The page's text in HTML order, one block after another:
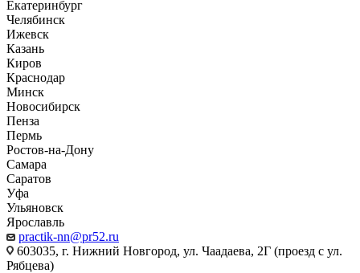
Екатеринбург
Челябинск
Ижевск
Казань
Киров
Краснодар
Минск
Новосибирск
Пенза
Пермь
Ростов-на-Дону
Самара
Саратов
Уфа
Ульяновск
Ярославль
practik-nn@pr52.ru
603035, г. Нижний Новгород, ул. Чаадаева, 2Г (проезд с ул.
Рябцева)